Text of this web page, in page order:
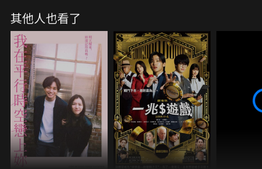
見面就對美世冷言冷語，相處過後，兩人的心意逐漸
相通。此時帝都周圍卻相繼發生神秘的襲擊事件，殘
酷的命運也等待著清霞和美世……
其他人也看了